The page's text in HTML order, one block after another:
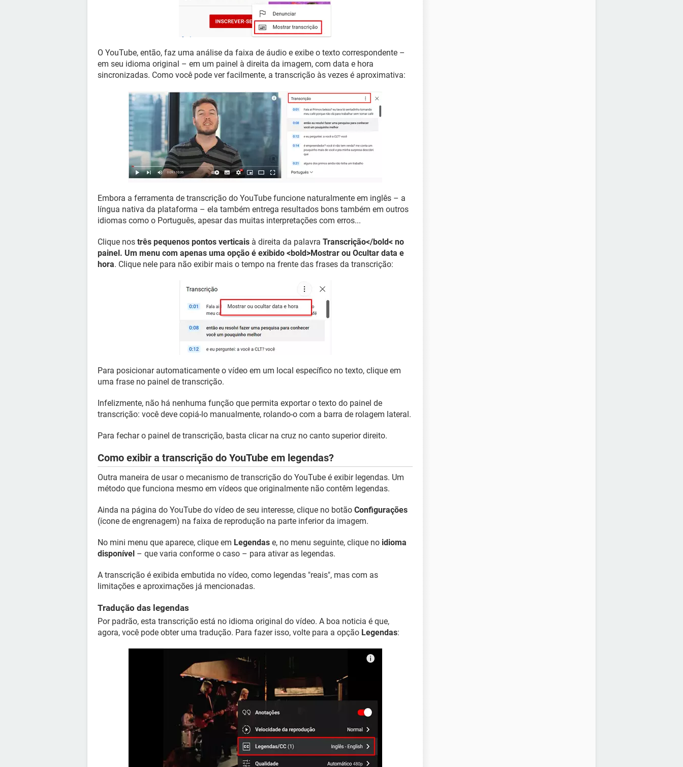
O YouTube, então, faz uma análise da faixa de áudio e exibe o texto correspondente –
em seu idioma original – em um painel à direita da imagem, com data e hora
sincronizadas. Como você pode ver facilmente, a transcrição às vezes é aproximativa:
Embora a ferramenta de transcrição do YouTube funcione naturalmente em inglês – a
língua nativa da plataforma – ela também entrega resultados bons também em outros
idiomas como o Português, apesar das muitas interpretações com erros...
Clique nos três pequenos pontos verticais à direita da palavra Transcrição</bold< no
painel. Um menu com apenas uma opção é exibido <bold>Mostrar ou Ocultar data e
hora. Clique nele para não exibir mais o tempo na frente das frases da transcrição:
Para posicionar automaticamente o vídeo em um local específico no texto, clique em
uma frase no painel de transcrição.
Infelizmente, não há nenhuma função que permita exportar o texto do painel de
transcrição: você deve copiá-lo manualmente, rolando-o com a barra de rolagem lateral.
Para fechar o painel de transcrição, basta clicar na cruz no canto superior direito.
Como exibir a transcrição do YouTube em legendas?
Outra maneira de usar o mecanismo de transcrição do YouTube é exibir legendas. Um
método que funciona mesmo em vídeos que originalmente não contêm legendas.
Ainda na página do YouTube do vídeo de seu interesse, clique no botão Configurações
(ícone de engrenagem) na faixa de reprodução na parte inferior da imagem.
No mini menu que aparece, clique em Legendas e, no menu seguinte, clique no idioma
disponível – que varia conforme o caso – para ativar as legendas.
A transcrição é exibida embutida no vídeo, como legendas "reais", mas com as
limitações e aproximações já mencionadas.
Tradução das legendas
Por padrão, esta transcrição está no idioma original do vídeo. A boa noticia é que,
agora, você pode obter uma tradução. Para fazer isso, volte para a opção Legendas: